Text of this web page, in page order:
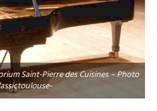
Saint-Pierre des Cuisines – Photo